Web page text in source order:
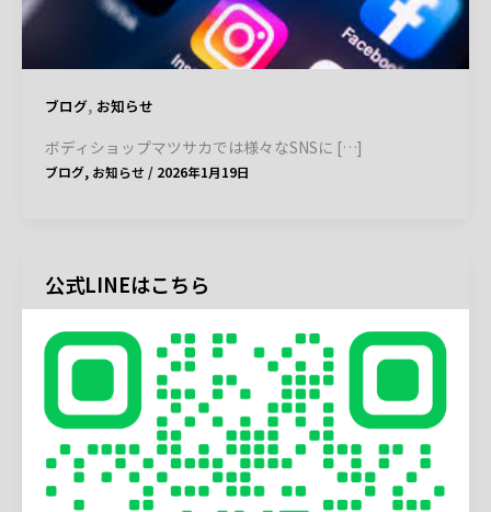
ブログ, お知らせ
ボディショップマツサカでは様々なSNSに […]
ブログ, お知らせ / 2026年1月19日
公式LINEはこちら